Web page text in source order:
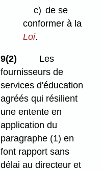
c) de se
conformer à la
Loi.
9(2)
Les
fournisseurs de
services d'éducation
agréés qui résilient
une entente en
application du
paragraphe (1) en
font rapport sans
délai au directeur et